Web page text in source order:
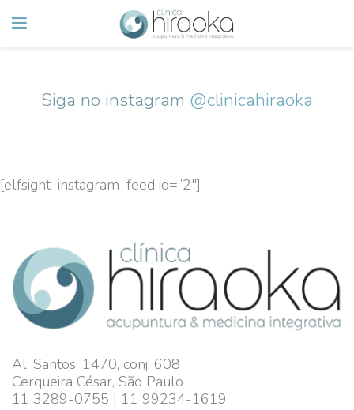
Siga no instagram @clinicahiraoka
[elfsight_instagram_feed id=”2″]
Al. Santos, 1470, conj. 608
Cerqueira César, São Paulo
11 3289-0755 | 11 99234-1619